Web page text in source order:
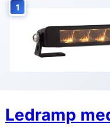
1
Ledramp